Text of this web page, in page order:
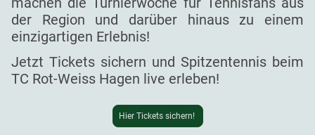
der Region und darüber hinaus zu einem
einzigartigen Erlebnis!
Jetzt Tickets sichern und Spitzentennis beim
TC Rot-Weiss Hagen live erleben!
Hier Tickets sichern!